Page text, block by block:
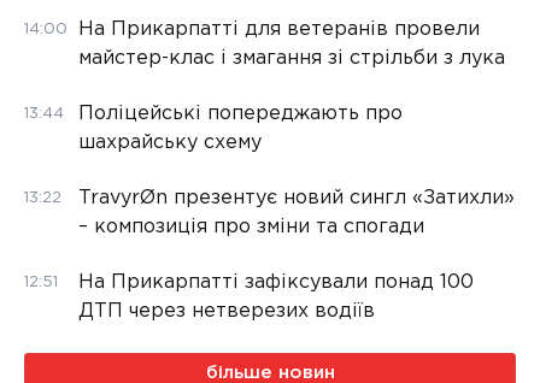
14:00
На Прикарпатті для ветеранів провели
майстер-клас і змагання зі стрільби з лука
13:44
Поліцейські попереджають про
шахрайську схему
13:22
TravyrØn презентує новий сингл «Затихли»
– композиція про зміни та спогади
12:51
На Прикарпатті зафіксували понад 100
ДТП через нетверезих водіїв
більше новин